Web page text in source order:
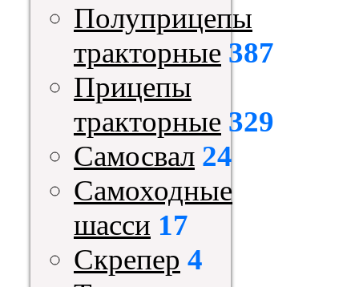
Полуприцепы
тракторные 387
Прицепы
тракторные 329
Самосвал 24
Самоходные
шасси 17
Скрепер 4